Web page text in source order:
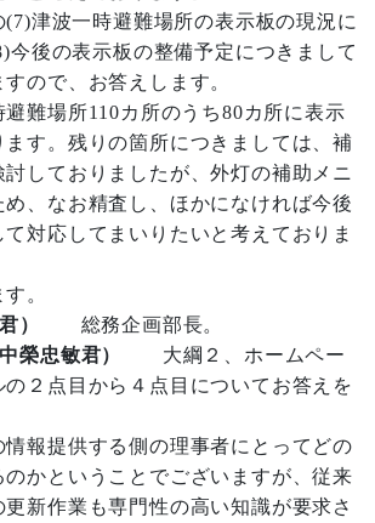
津波一時避難場所の表示板の現況に
今後の表示板の整備予定につきまして
ので、お答えします。
難場所110カ所のうち80カ所に表示
す。残りの箇所につきましては、補
討しておりましたが、外灯の補助メニ
め、なお精査し、ほかになければ今後
対応してまいりたいと考えておりま
。
君）
総務企画部長。
榮忠敏君）
大綱２、ホームペー
の２点目から４点目についてお答えを
報提供する側の理事者にとってどの
のかということでございますが、従来
新作業も専門性の高い知識が要求さ